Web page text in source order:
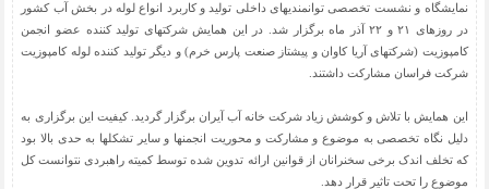
نمایشگاه و نشست تخصصی توانمندیهای داخلی تولید و کاربرد انواع لوله در بخش آب کشور
در روزهای ۲۱ و ۲۲ آذر ماه برگزار شد. در این همایش شرکتهای تولید کننده عضو انجمن
کامپوزیت (شرکتهای آریا کاوان و پیشتاز صنعت پارس خرم) و دیگر تولید کننده لوله کامپوزیت
شرکت فراسان مشارکت داشتند.
این همایش با تلاش و کوشش زیاد شرکت خانه آب آیران برگزار گردید. کیفیت این برگزاری به
دلیل نگاه تخصصی به موضوع و مشارکت و محوریت انجمنها و سایر تشکلها به حدی بالا بود
که تخلف اندک برخی سخنرانان از قوانین ارائه تدوین شده توسط کمیته راهبردی نتوانست کل
موضوع را تحت تاثیر قرار دهد.